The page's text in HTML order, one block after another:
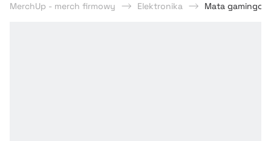
MerchUp - merch firmowy Elektronika Mata